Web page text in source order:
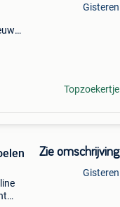
Gisteren
Topzoekertje
Zie omschrijving
Gisteren